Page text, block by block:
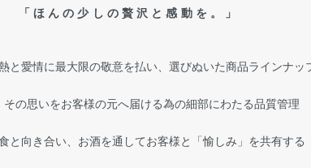
「ほんの少しの贅沢と感動を。」
と愛情に最大限の敬意を払い、選びぬいた商品ラインナッ
その思いをお客様の元へ届ける為の細部にわたる品質管理
と向き合い、お酒を通してお客様と「愉しみ」を共有する